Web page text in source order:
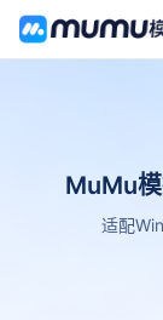
MuMu模
适配